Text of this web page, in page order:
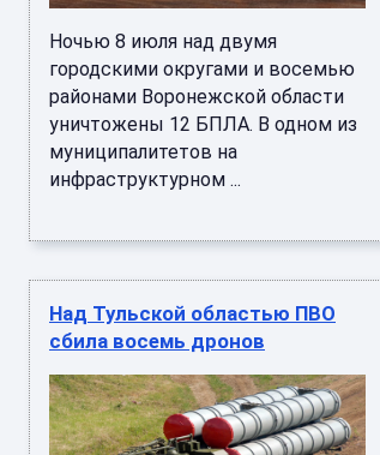
Ночью 8 июля над двумя
городскими округами и восемью
районами Воронежской области
уничтожены 12 БПЛА. В одном из
муниципалитетов на
инфраструктурном ...
Над Тульской областью ПВО
сбила восемь дронов